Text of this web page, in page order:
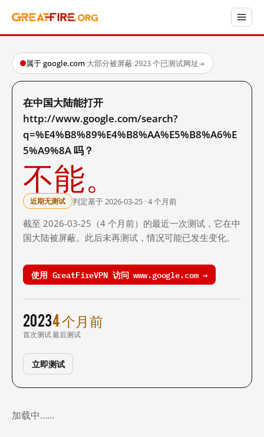
属于 google.com·大部分被屏蔽·2923 个已测试网址→
在中国大陆能打开
http://www.google.com/search?
q=%E4%B8%89%E4%B8%AA%E5%B8%A6%E
5%A9%8A 吗？
不能。
近期无测试 判定基于 2026-03-25 · 4 个月前
截至 2026-03-25（4 个月前）的最近一次测试，它在中
国大陆被屏蔽。此后未再测试，情况可能已发生变化。
使用 GreatFireVPN 访问 www.google.com →
2023
首次测试
4 个月前
最后测试
立即测试
加载中……